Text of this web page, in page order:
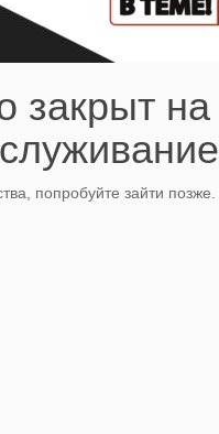
закрыт на
попробуйте зайти позже.